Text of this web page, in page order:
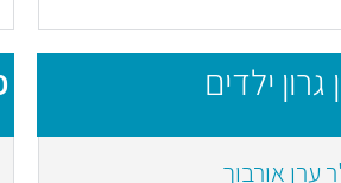
ילדים
ערן אורבוך